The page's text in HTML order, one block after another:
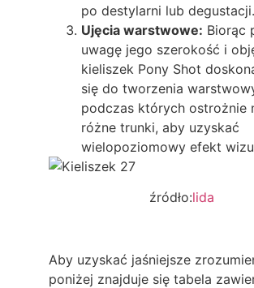
po destylarni lub degustacji.
Ujęcia warstwowe: Biorąc
uwagę jego szerokość i
kieliszek Pony Shot
się do tworzenia
podczas których ostrożnie
różne trunki, aby uzyskać
wielopoziomowy efekt
źródło:lida
Aby uzyskać jaśniejsze
poniżej znajduje się tabela